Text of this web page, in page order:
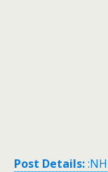
Post Details: